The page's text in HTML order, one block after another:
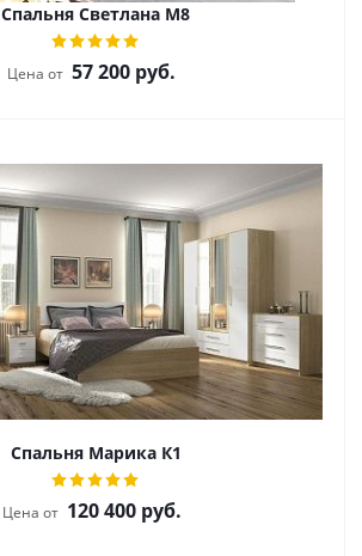
Спальня Светлана М8
Цена от 57 200 руб.
Спальня Марика К1
Цена от 120 400руб.